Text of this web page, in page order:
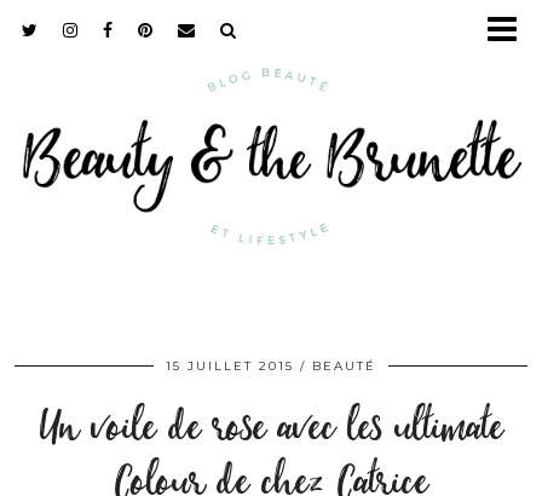
15 JUILLET 2015 BEAUTÉ
Un voile de rose avec les ultimate